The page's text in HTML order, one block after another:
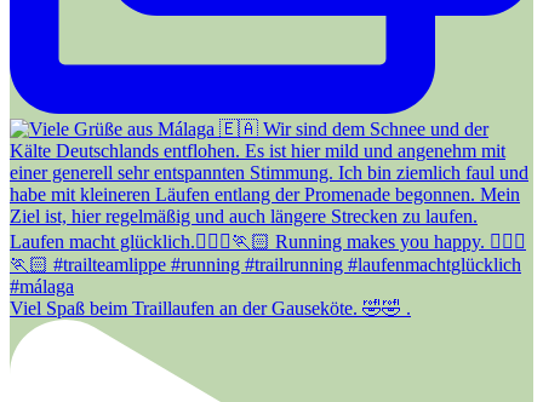
Viel Spaß beim Traillaufen an der Gauseköte. 🤣🤣 .